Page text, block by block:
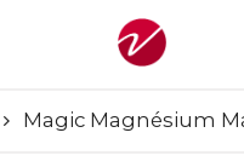
Magic Magnésium